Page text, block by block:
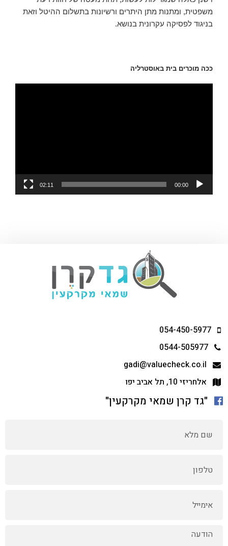
משפטית, ומתנות מתן היתרים ורשיונות בתשלום ההיטל וזאת
בניגוד לפסיקה עקרונית בנושא.
ככה מוכרים בית באוסטרליה
00:00
02:11
054-450-5977
0544-505977
gadi@valuecheck.co.il
אלחריזי 10, תל אביב יפו
"גד קרן שמאי מקרקעין"